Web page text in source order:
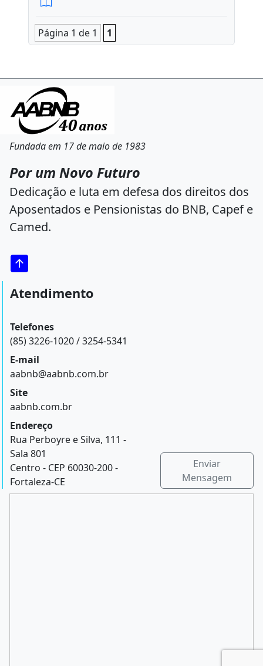
Página 1 de 1 1
Fundada em 17 de maio de 1983
Por um Novo Futuro
Dedicação e luta em defesa dos direitos dos
Aposentados e Pensionistas do BNB, Capef e
Camed.
Atendimento
Telefones
(85) 3226-1020 / 3254-5341
E-mail
aabnb@aabnb.com.br
Site
aabnb.com.br
Endereço
Rua Perboyre e Silva, 111 -
Sala 801
Centro - CEP 60030-200 -
Fortaleza-CE
Enviar
Mensagem